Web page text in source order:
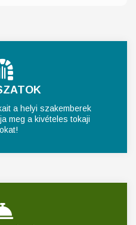
a helyi szakemberek
meg a kivételes tokaji